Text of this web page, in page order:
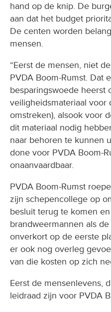
hand op de knip. De
aan dat het budget
De centen worden
mensen.
“Eerst de mensen, niet
PVDA Boom-Rumst. Dat
besparingswoede heerst
veiligheidsmateriaal voor
omstreken), alsook voor
dit materiaal nodig
naar behoren te kunnen
done voor PVDA Boom-
onaanvaardbaar.
PVDA Boom-Rumst
zijn schepencollege op
besluit terug te komen
brandweermannen als
onverkort op de eerste
er ook nog overleg
van die kosten op zich
Eerst de mensenlevens,
leidraad zijn voor PVDA